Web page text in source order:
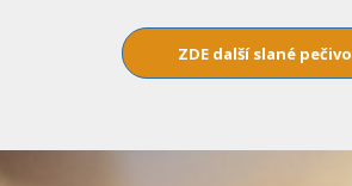
ZDE další slané pečivo